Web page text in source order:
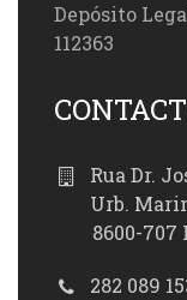
Depósito
112363
Rua Dr.
Urb.
8600-707
282 089